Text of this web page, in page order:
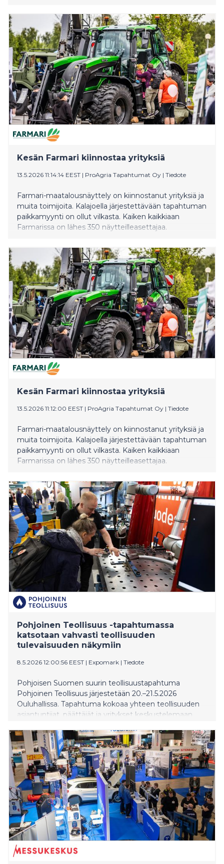
Kesän Farmari kiinnostaa yrityksiä
13.5.2026 11:14:14 EEST | ProAgria Tapahtumat Oy | Tiedote
Farmari-maatalousnäyttely on kiinnostanut yrityksiä ja
muita toimijoita. Kalajoella järjestettävään tapahtuman
paikkamyynti on ollut vilkasta. Kaiken kaikkiaan
Farmarissa on lähes 350 näytteilleasettajaa.
Kesän Farmari kiinnostaa yrityksiä
13.5.2026 11:12:00 EEST | ProAgria Tapahtumat Oy | Tiedote
Farmari-maatalousnäyttely on kiinnostanut yrityksiä ja
muita toimijoita. Kalajoella järjestettävään tapahtuman
paikkamyynti on ollut vilkasta. Kaiken kaikkiaan
Farmarissa on lähes 350 näytteilleasettajaa.
Pohjoinen Teollisuus -tapahtumassa
katsotaan vahvasti teollisuuden
tulevaisuuden näkymiin
8.5.2026 12:00:56 EEST | Expomark | Tiedote
Pohjoisen Suomen suurin teollisuustapahtuma
Pohjoinen Teollisuus järjestetään 20.–21.5.2026
Ouluhallissa. Tapahtuma kokoaa yhteen teollisuuden
asiantuntijat, päättäjät ja yritykset keskustelemaan
on ennätykselliset 380 näytteilleasettajaa, ja
tapahtuma on yksi vuoden merkittävimmistä
kohtaamispaikoista teollisuuden ammattilaisille.
Kahden päivän aikana tapahtuma tarjoaa tiiviin
katsauksen siihen, mihin suomalainen teollisuus on
menossa – ja missä seuraavat kasvun mahdollisuudet
ovat.